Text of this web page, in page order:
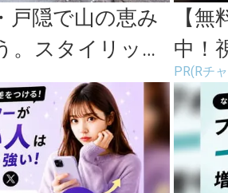
戸隠で山の恵み
。スタイリッシ
屋さん「そばの
【
中！
まる
PR(Rチ